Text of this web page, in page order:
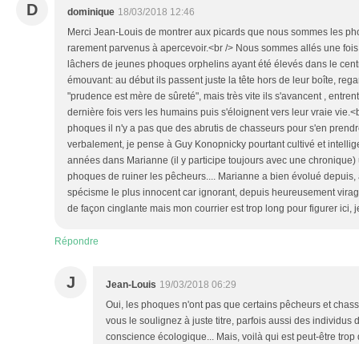
D dominique 18/03/2018 12:46
Merci Jean-Louis de montrer aux picards que nous sommes les
rarement parvenus à apercevoir.<br /> Nous sommes allés une
lâchers de jeunes phoques orphelins ayant été élevés dans le
émouvant: au début ils passent juste la tête hors de leur boîte,
"prudence est mère de sûreté", mais très vite ils s'avancent ,
dernière fois vers les humains puis s'éloignent vers leur vraie
phoques il n'y a pas que des abrutis de chasseurs pour s'en
verbalement, je pense à Guy Konopnicky pourtant cultivé et
années dans Marianne (il y participe toujours avec une
phoques de ruiner les pêcheurs.... Marianne a bien évolué
spécisme le plus innocent car ignorant, depuis heureusement
de façon cinglante mais mon courrier est trop long pour figurer ici,
Répondre
J Jean-Louis 19/03/2018 06:29
Oui, les phoques n'ont pas que certains pêcheurs et
vous le soulignez à juste titre, parfois aussi des individus
conscience écologique... Mais, voilà qui est peut-être trop